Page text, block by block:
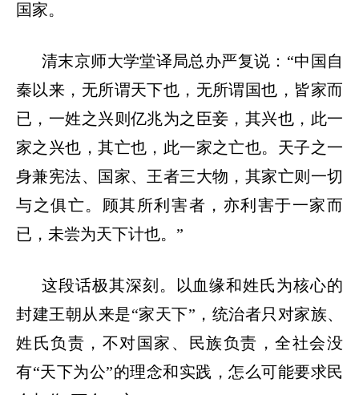
国家。
清末京师大学堂译局总办严复说： “中国自
秦以来，无所谓天下也，无所谓国也，皆家而
已，一姓之兴则亿兆为之臣妾，其兴也，此一
家之兴也，其亡也，此一家之亡也。天子之一
身兼宪法、国家、王者三大物，其家亡则一切
与之俱亡。顾其所利害者，亦利害于一家而
已，未尝为天下计也。”
这段话极其深刻。以血缘和姓氏为核心的
封建王朝从来是“家天下”，统治者只对家族、
姓氏负责，不对国家、民族负责，全社会没
有“天下为公”的理念和实践，怎么可能要求民